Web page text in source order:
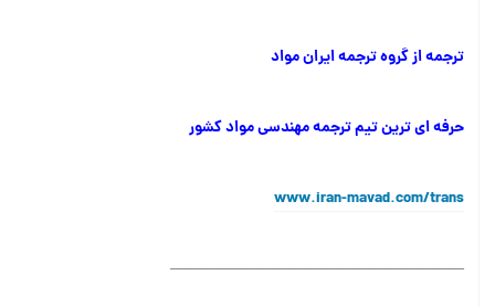
ترجمه از گروه ترجمه ایران مواد
حرفه ای ترین تیم ترجمه مهندسی مواد کشور
www.iran-mavad.com/trans
———————————————————